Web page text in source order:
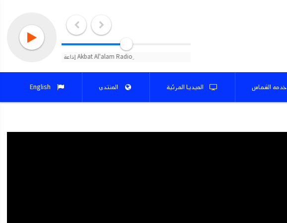
ِAkbat Al'alam Radio إذاعة اقباط العالم
خدمه الشماس الميديا المرئية المنتدي English